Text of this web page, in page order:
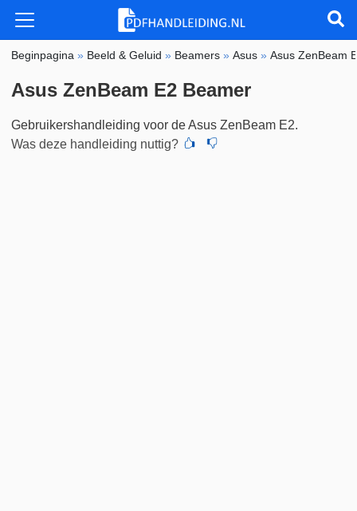
Beginpagina » Beeld & Geluid » Beamers »Asus »Asus ZenBeam
Asus ZenBeam E2 Beamer
Gebruikershandleiding voor de Asus ZenBeam E2.
Was deze handleiding nuttig?